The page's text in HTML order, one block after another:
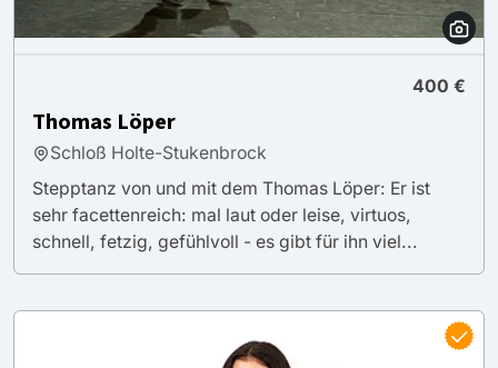
400 €
Thomas Löper
Schloß Holte-Stukenbrock
Stepptanz von und mit dem Thomas Löper: Er ist
sehr facettenreich: mal laut oder leise, virtuos,
schnell, fetzig, gefühlvoll - es gibt für ihn viel...